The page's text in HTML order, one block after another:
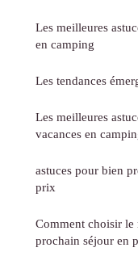
Les meilleures
en camping
Les tendances
Les meilleures
vacances en
astuces pour bien
prix
Comment choisir
prochain séjour en